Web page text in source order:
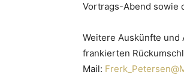
Vortrags-Abend sowie
Weitere Auskünfte und
frankierten
Mail: